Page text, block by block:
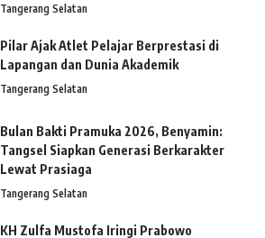
Tangerang Selatan
Pilar Ajak Atlet Pelajar Berprestasi di
Lapangan dan Dunia Akademik
Tangerang Selatan
Bulan Bakti Pramuka 2026, Benyamin:
Tangsel Siapkan Generasi Berkarakter
Lewat Prasiaga
Tangerang Selatan
KH Zulfa Mustofa Iringi Prabowo